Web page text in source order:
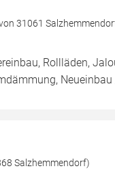
31061
Rollläden,
Salzhemmendorf)